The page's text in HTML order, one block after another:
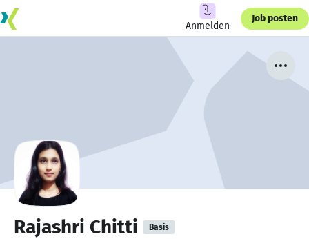
Anmelden
Job posten
Rajashri Chitti Basis